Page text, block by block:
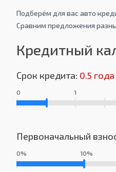
Подберём для вас авто
Сравним предложения
Кредитный
Срок кредита: 0.5
0 1
Первоначальный
0% 10%